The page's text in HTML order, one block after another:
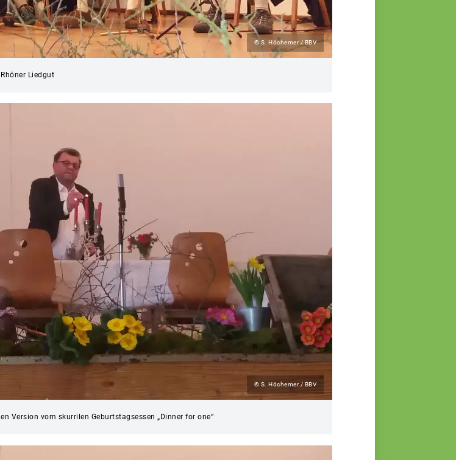
© S. Höchemer / BBV
Liedgut
© S. Höchemer / BBV
Version vom skurrilen Geburtstagsessen „Dinner for one“